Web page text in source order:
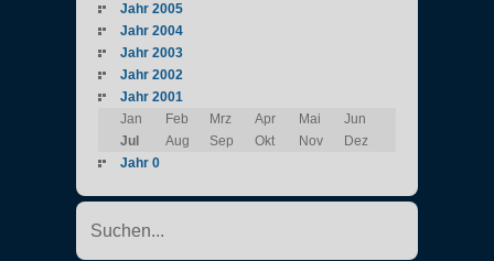
Jahr 2005
Jahr 2004
Jahr 2003
Jahr 2002
Jahr 2001
Jan
Feb Mrz Apr Mai
Jun
Jul
Aug Sep Okt Nov
Dez
Jahr 0